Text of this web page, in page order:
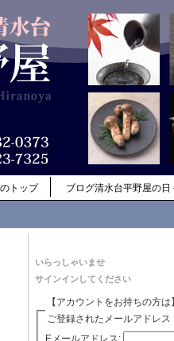
トップ ブログ清水台平野屋の日
いらっしゃいませ
サインインしてください
【アカウントをお持ちの方は
ご登録されたメールアドレ
Eメールアドレス: